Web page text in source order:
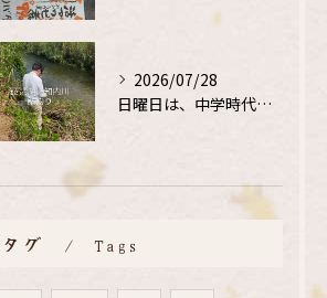
2026/07/28
日曜日は、中学時代の、同級生と鮎釣り
タグ Tags